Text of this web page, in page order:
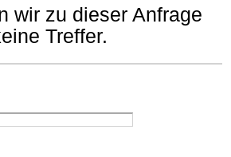
wir zu dieser Anfrage
Treffer.